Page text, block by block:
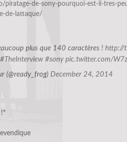
piratage-de-sony-pourquoi-est-il-tres-
de-lattaque/
plus que 140 caractères ! http://
#TheInterview #sony pic.twitter.com/
(@ready_frog) December 24, 2014
!*